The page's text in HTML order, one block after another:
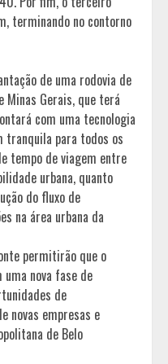
terminando no contorno
de uma rodovia de
Minas Gerais, que terá
com uma tecnologia
tranquila para todos os
tempo de viagem entre
urbana, quanto
do fluxo de
na área urbana da
permitirão que o
nova fase de
de
novas empresas e
de Belo